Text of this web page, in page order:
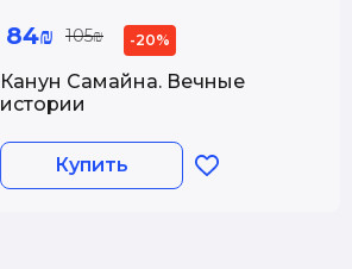
84₪ 105₪ -20%
Канун Самайна. Вечные
истории
Купить